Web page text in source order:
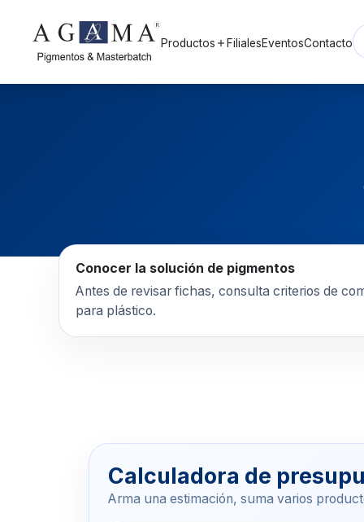
Productos add FilialesEventosContacto
Conocer la solución de pigmentos
Antes de revisar fichas, consulta criterios de
para plástico.
Calculadora de
Arma una estimación, suma varios